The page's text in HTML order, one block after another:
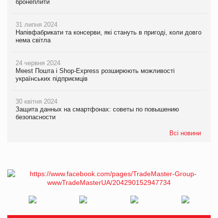
бронеплити
31 липня 2024
Напівфабрикати та консерви, які стануть в пригоді, коли довго
нема світла
24 червня 2024
Meest Пошта і Shop-Express розширюють можливості
українських підприємців
30 квітня 2024
Защита данных на смартфонах: советы по повышению
безопасности
Всі новини